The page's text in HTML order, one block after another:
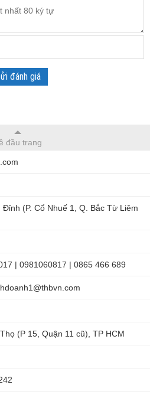
đánh giá
đầu trang
(P. Cổ Nhuế 1, Q. Bắc Từ Liêm
| 0981060817 | 0865 466 689
(P 15, Quận 11 cũ), TP HCM